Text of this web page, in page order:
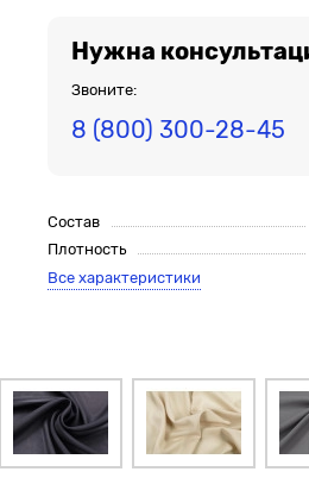
Нужна
Звоните:
8 (800) 300-28-45
Состав
Плотность
Все характеристики